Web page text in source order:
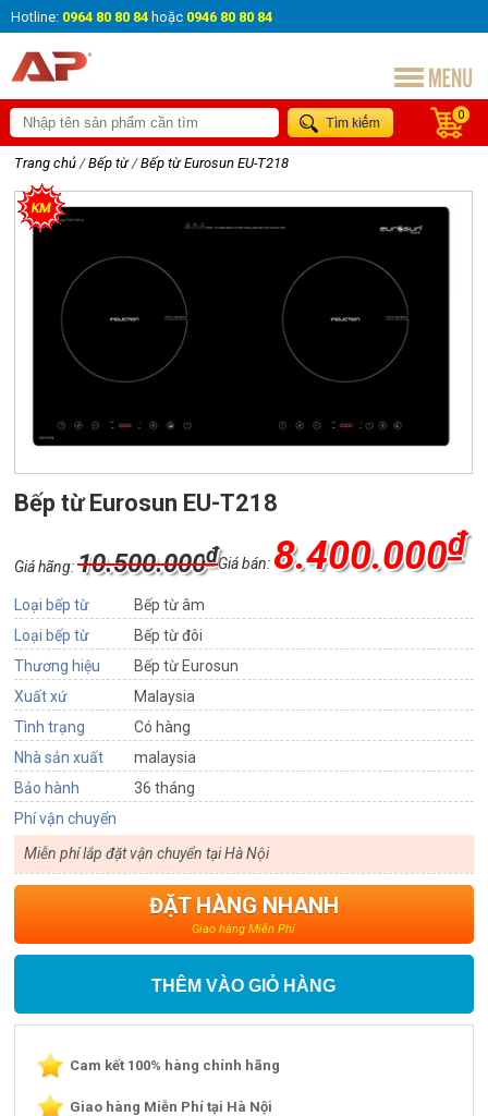
Hotline: 0964 80 80 84 hoặc 0946 80 80 84
0
Trang chủ / Bếp từ / Bếp từ Eurosun EU-T218
Bếp từ Eurosun EU-T218
Giá bán: 8.400.000₫
Giá hãng:10.500.000₫
Loại bếp từ
Bếp từ âm
Loại bếp từ
Bếp từ đôi
Thương hiệu
Bếp từ Eurosun
Xuất xứ
Malaysia
Tình trạng
Có hàng
Nhà sản xuất
malaysia
Bảo hành
36 tháng
Phí vận chuyển
Miễn phí lắp đặt vận chuyển tại Hà Nội
ĐẶT HÀNG NHANH
Giao hàng Miễn Phí
THÊM VÀO GIỎ HÀNG
Cam kết 100% hàng chính hãng
Giao hàng Miễn Phí tại Hà Nội